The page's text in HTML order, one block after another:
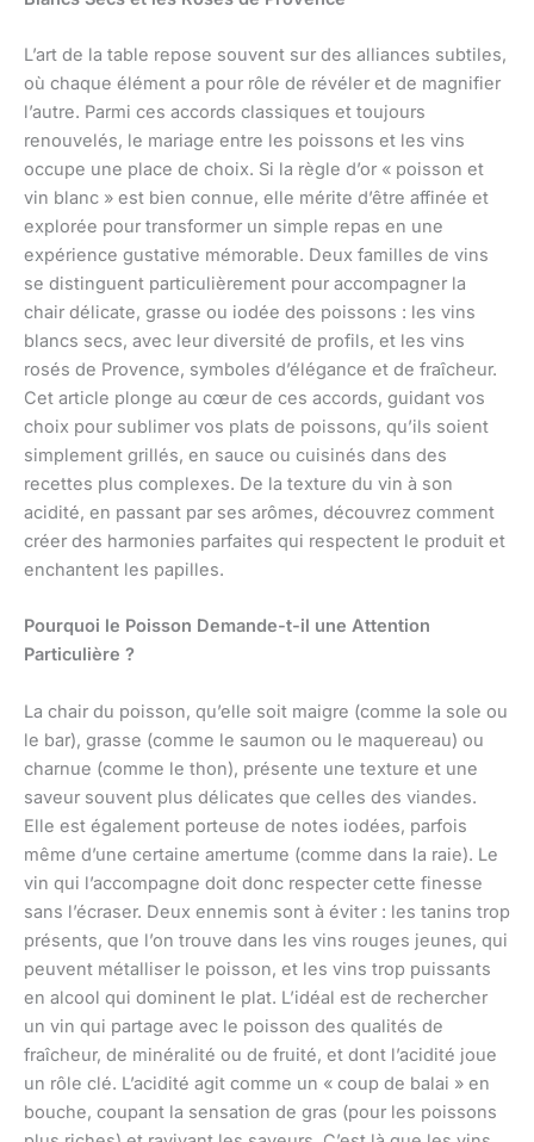
L’art de la table repose souvent sur des alliances subtiles,
où chaque élément a pour rôle de révéler et de magnifier
l’autre. Parmi ces accords classiques et toujours
renouvelés, le mariage entre les poissons et les vins
occupe une place de choix. Si la règle d’or « poisson et
vin blanc » est bien connue, elle mérite d’être affinée et
explorée pour transformer un simple repas en une
expérience gustative mémorable. Deux familles de vins
se distinguent particulièrement pour accompagner la
chair délicate, grasse ou iodée des poissons : les vins
blancs secs, avec leur diversité de profils, et les vins
rosés de Provence, symboles d’élégance et de fraîcheur.
Cet article plonge au cœur de ces accords, guidant vos
choix pour sublimer vos plats de poissons, qu’ils soient
simplement grillés, en sauce ou cuisinés dans des
recettes plus complexes. De la texture du vin à son
acidité, en passant par ses arômes, découvrez comment
créer des harmonies parfaites qui respectent le produit et
enchantent les papilles.
Pourquoi le Poisson Demande-t-il une Attention
Particulière ?
La chair du poisson, qu’elle soit maigre (comme la sole ou
le bar), grasse (comme le saumon ou le maquereau) ou
charnue (comme le thon), présente une texture et une
saveur souvent plus délicates que celles des viandes.
Elle est également porteuse de notes iodées, parfois
même d’une certaine amertume (comme dans la raie). Le
vin qui l’accompagne doit donc respecter cette finesse
sans l’écraser. Deux ennemis sont à éviter : les tanins trop
présents, que l’on trouve dans les vins rouges jeunes, qui
peuvent métalliser le poisson, et les vins trop puissants
en alcool qui dominent le plat. L’idéal est de rechercher
un vin qui partage avec le poisson des qualités de
fraîcheur, de minéralité ou de fruité, et dont l’acidité joue
un rôle clé. L’acidité agit comme un « coup de balai » en
bouche, coupant la sensation de gras (pour les poissons